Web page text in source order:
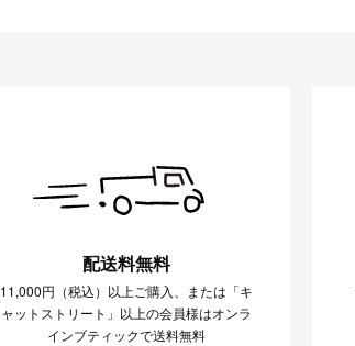
配送料無料
11,000円（税込）以上ご購入、または「キ
ャットストリート」以上の会員様はオンラ
インブティックで送料無料